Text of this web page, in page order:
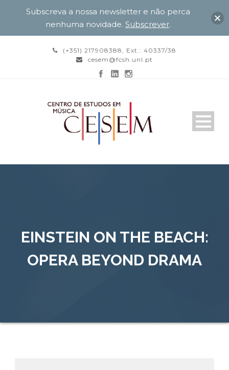
(+351) 217908388, Ext.: 40337/38
cesem@fcsh.unl.pt
EINSTEIN ON THE BEACH:
OPERA BEYOND DRAMA
Subscreva a nossa newsletter e não perca
nenhuma novidade. Subscrever.